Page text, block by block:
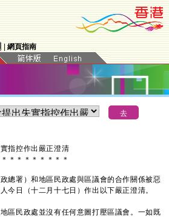
網頁指南
指控作出嚴正澄清
＊ ＊ ＊ ＊ ＊ ＊ ＊ ＊ ＊
署）和地區民政處與區議會的合作關係被惡
今日（十二月十七日）作出以下嚴正澄清。
民政處並沒有任何意圖打壓區議會。一如既